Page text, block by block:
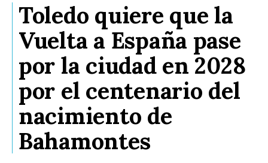
Toledo quiere que la
Vuelta a España pase
por la ciudad en 2028
por el centenario del
nacimiento de
Bahamontes